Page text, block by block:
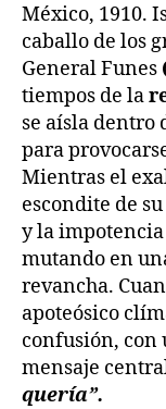
México, 1910.
caballo de los
General Funes
tiempos de la
se aísla dentro
para
Mientras el
escondite de
y la
mutando en
revancha.
apoteósico
confusión, con
mensaje
quería”.